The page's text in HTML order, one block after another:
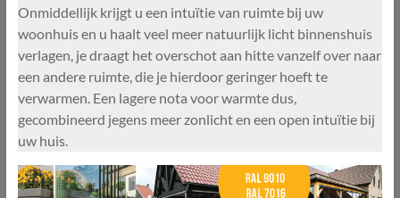
Onmiddellijk krijgt u een intuïtie van ruimte bij uw
woonhuis en u haalt veel meer natuurlijk licht binnenshuis
verlagen, je draagt het overschot aan hitte vanzelf over naar
een andere ruimte, die je hierdoor geringer hoeft te
verwarmen. Een lagere nota voor warmte dus,
gecombineerd jegens meer zonlicht en een open intuïtie bij
uw huis.